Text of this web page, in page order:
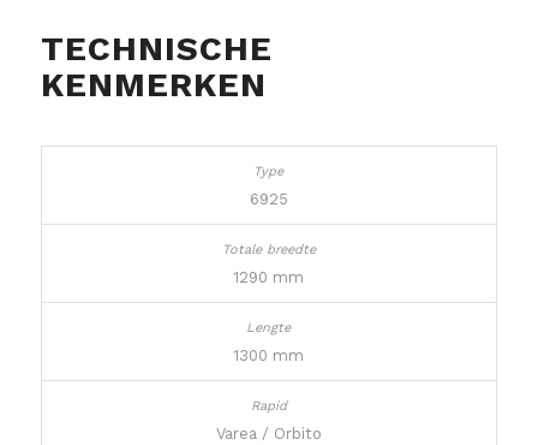
TECHNISCHE
KENMERKEN
6925
1290 mm
1300 mm
Varea / Orbito